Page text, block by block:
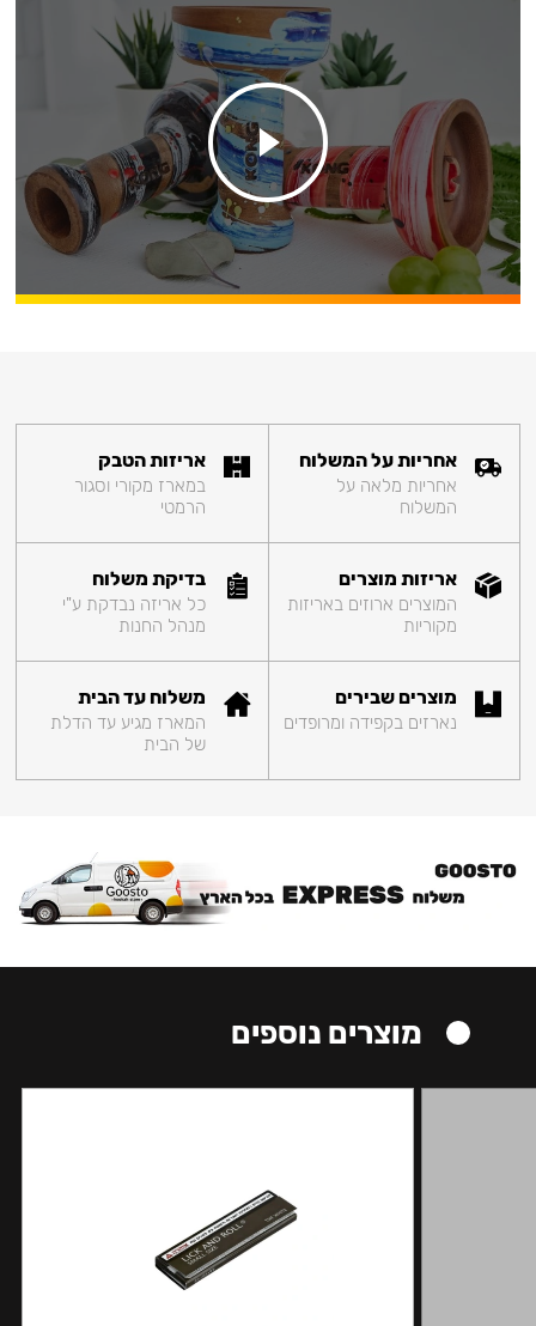
אחריות על המשלוח
אחריות מלאה על
המשלוח
אריזות הטבק
במארז מקורי וסגור
הרמטי
אריזות מוצרים
המוצרים ארוזים באריזות
מקוריות
בדיקת משלוח
כל אריזה נבדקת ע"י
מנהל החנות
מוצרים שבירים
נארזים בקפידה ומרופדים
משלוח עד הבית
המארז מגיע עד הדלת
של הבית
מוצרים נוספים